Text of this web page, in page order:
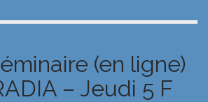
(en ligne)
– Jeudi 5 F